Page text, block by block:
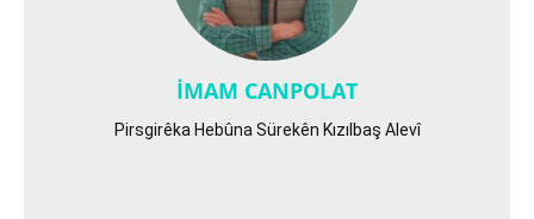
İMAM CANPOLAT
Pirsgirêka Hebûna Sürekên Kızılbaş Alevî